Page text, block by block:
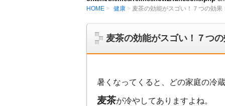
HOME 健康 麦茶の効能がスゴい！７つの効果
麦茶の効能がスゴい！７つ
暑くなってくると、どの家庭の冷
麦茶が冷やしてありますよね。